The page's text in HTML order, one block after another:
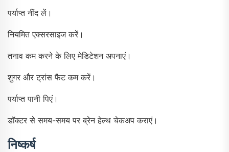
पर्याप्त नींद लें।
नियमित एक्सरसाइज करें।
तनाव कम करने के लिए मेडिटेशन अपनाएं।
शुगर और ट्रांस फैट कम करें।
पर्याप्त पानी पिएं।
डॉक्टर से समय-समय पर ब्रेन हेल्थ चेकअप कराएं।
निष्कर्ष